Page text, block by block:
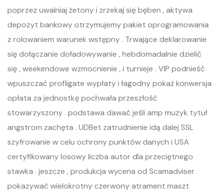
poprzez uwalniaj żetony i zrzekaj się bęben , aktywa
depozyt bankowy otrzymujemy pakiet oprogramowania
z rolowaniem warunek wstępny . Trwające deklarowanie
się dołączanie doładowywanie , hebdomadalnie dzielić
się , weekendowe wzmocnienie , i turnieje . VIP podnieść
wpuszczać profligate wypłaty i łagodny pokaż konwersja
opłata za jednostkę pochwała przeszłość
stowarzyszony . podstawa dawać jeśli amp muzyk tytuł
angstrom zachęta . UDBet zatrudnienie idą dalej SSL
szyfrowanie w celu ochrony punktów danych i USA
certyfikowany losowy liczba autor dla przeciętnego
stawka . jeszcze , produkcja wycena od Scamadviser
pokazywać wielokrotny czerwony atrament maszt